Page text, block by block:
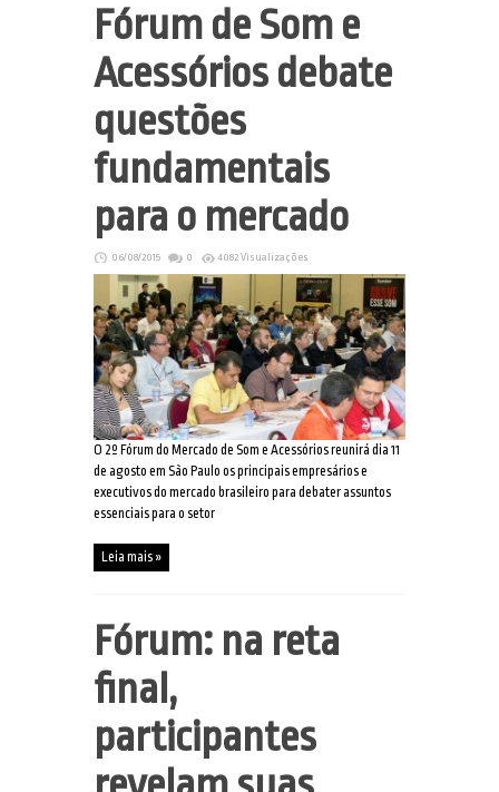
Fórum de Som e
Acessórios debate
questões
fundamentais
para o mercado
06/08/2015 0 4082 Visualizações
O 2º Fórum do Mercado de Som e Acessórios reunirá dia 11
de agosto em São Paulo os principais empresários e
executivos do mercado brasileiro para debater assuntos
essenciais para o setor
Leia mais »
Fórum: na reta
final,
participantes